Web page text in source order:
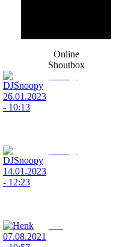
Online
Shoutbox